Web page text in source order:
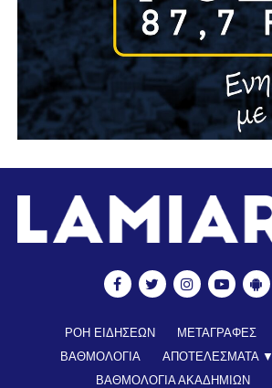
ΡΟΗ ΕΙΔΗΣΕΩΝ ΜΕΤΑΓΡΑΦΕΣ
ΒΑΘΜΟΛΟΓΙΑ
ΑΠΟΤΕΛΕΣΜΑΤΑ ▼
ΒΑΘΜΟΛΟΓΙΑ ΑΚΑΔΗΜΙΩΝ